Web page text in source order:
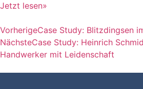
Jetzt lesen»
VorherigeCase Study: Blitzdingsen
NächsteCase Study: Heinrich
Handwerker mit Leidenschaft